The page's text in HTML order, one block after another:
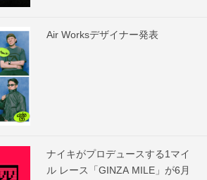
Air Worksデザイナー発表
ナイキがプロデュースする1マイ
ル レース「GINZA MILE」が6月